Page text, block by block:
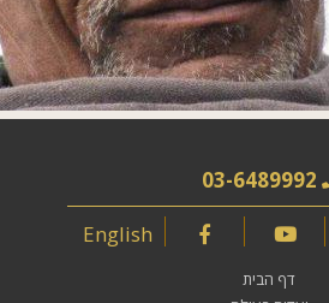
03-6489992
English
דף הבית